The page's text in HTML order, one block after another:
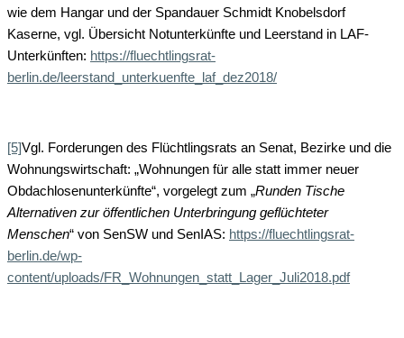
wie dem Hangar und der Spandauer Schmidt Knobelsdorf
Kaserne, vgl. Übersicht Notunterkünfte und Leerstand in LAF-
Unterkünften: https://fluechtlingsrat-
berlin.de/leerstand_unterkuenfte_laf_dez2018/
[5]Vgl. Forderungen des Flüchtlingsrats an Senat, Bezirke und die
Wohnungswirtschaft: „Wohnungen für alle statt immer neuer
Obdachlosenunterkünfte“, vorgelegt zum „Runden Tische
Alternativen zur öffentlichen Unterbringung geflüchteter
Menschen“ von SenSW und SenIAS: https://fluechtlingsrat-
berlin.de/wp-
content/uploads/FR_Wohnungen_statt_Lager_Juli2018.pdf